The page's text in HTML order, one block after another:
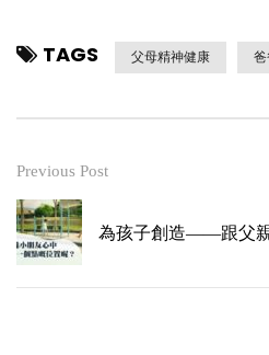
TAGS 父母精神健康
Previous Post
為孩子創造——跟父